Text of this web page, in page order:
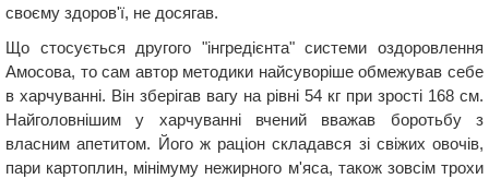
своєму здоров'ї, не досягав.
Що стосується другого "інгредієнта" системи оздоровлення
Амосова, то сам автор методики найсуворіше обмежував себе
в харчуванні. Він зберігав вагу на рівні 54 кг при зрості 168 см.
Найголовнішим у харчуванні вчений вважав боротьбу з
власним апетитом. Його ж раціон складався зі свіжих овочів,
пари картоплин, мінімуму нежирного м'яса, також зовсім трохи